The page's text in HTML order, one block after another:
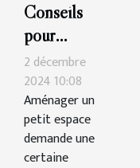
Conseils
pour
intégrer
une
armoire
trois
portes
2 décembre
2024 10:08
Aménager un
petit espace
demande une
certaine